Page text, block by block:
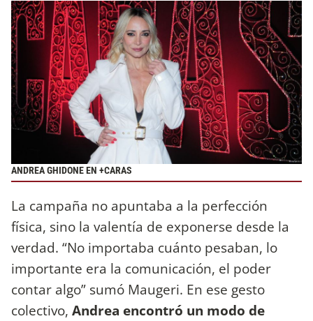
ANDREA GHIDONE EN +CARAS
La campaña no apuntaba a la perfección
física, sino la valentía de exponerse desde la
verdad. “No importaba cuánto pesaban, lo
importante era la comunicación, el poder
contar algo” sumó Maugeri. En ese gesto
colectivo, Andrea encontró un modo de